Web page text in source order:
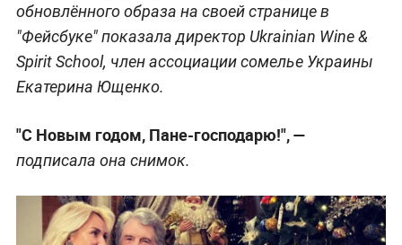
обновлённого образа на своей странице в
"Фейсбуке" показала директор Ukrainian Wine &
Spirit School, член ассоциации сомелье Украины
Екатерина Ющенко.
"С Новым годом, Пане-господарю!", —
подписала она снимок.